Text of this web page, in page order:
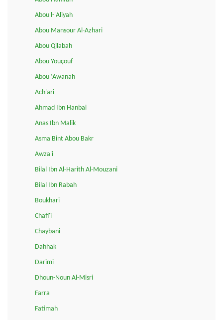
Abou l-'Aliyah
Abou Mansour Al-Azhari
Abou Qilabah
Abou Youçouf
Abou ‘Awanah
Ach'ari
Ahmad Ibn Hanbal
Anas Ibn Malik
Asma Bint Abou Bakr
Awza'i
Bilal Ibn Al-Harith Al-Mouzani
Bilal Ibn Rabah
Boukhari
Chafi'i
Chaybani
Dahhak
Darimi
Dhoun-Noun Al-Misri
Farra
Fatimah